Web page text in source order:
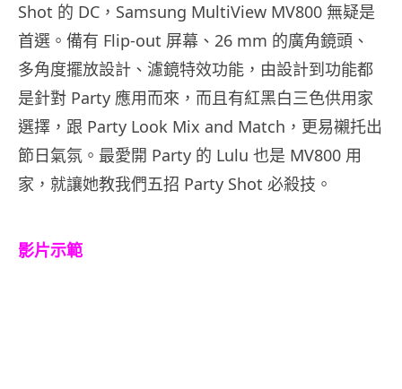
Shot 的 DC，Samsung MultiView MV800 無疑是
首選。備有 Flip-out 屏幕、26 mm 的廣角鏡頭、
多角度擺放設計、濾鏡特效功能，由設計到功能都
是針對 Party 應用而來，而且有紅黑白三色供用家
選擇，跟 Party Look Mix and Match，更易襯托出
節日氣氛。最愛開 Party 的 Lulu 也是 MV800 用
家，就讓她教我們五招 Party Shot 必殺技。
影片示範